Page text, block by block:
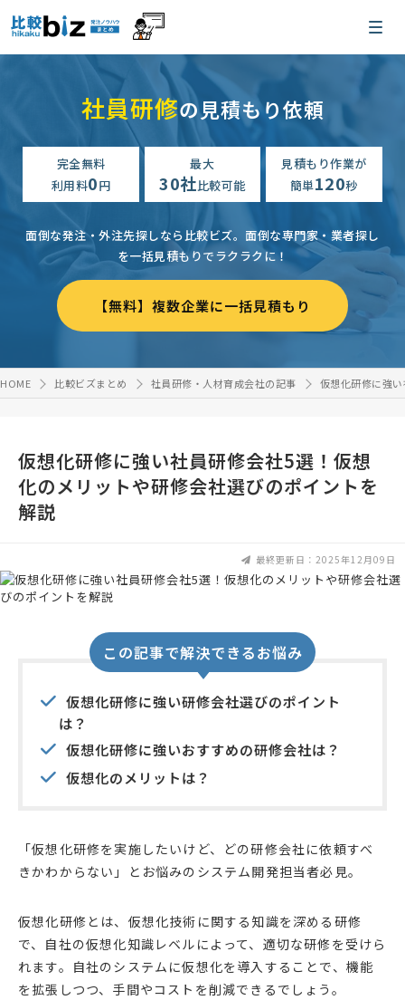
社員研修の見積もり依頼
完全無料
利用料0円
最大
30社比較可能
見積もり作業が
簡単120秒
面倒な発注・外注先探しなら比較ビズ。 面倒な専門家・業者探し
を一括見積もりでラクラクに！
【無料】複数企業に一括見積もり
HOME 比較ビズまとめ 社員研修・人材育成会社の記事 仮想化研修に強
仮想化研修に強い社員研修会社5選！仮想
化のメリットや研修会社選びのポイントを
解説
最終更新日：2025年12月09日
この記事で解決できるお悩み
仮想化研修に強い研修会社選びのポイント
は？
仮想化研修に強いおすすめの研修会社は？
仮想化のメリットは？
「仮想化研修を実施したいけど、どの研修会社に依頼すべ
きかわからない」とお悩みのシステム開発担当者必見。
仮想化研修とは、仮想化技術に関する知識を深める研修
で、自社の仮想化知識レベルによって、適切な研修を受けら
れます。自社のシステムに仮想化を導入することで、機能
を拡張しつつ、手間やコストを削減できるでしょう。